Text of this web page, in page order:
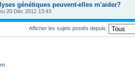
génétiques peuvent-elles m'aider?
20 Déc 2012 13:43
Afficher les sujets postés depuis: